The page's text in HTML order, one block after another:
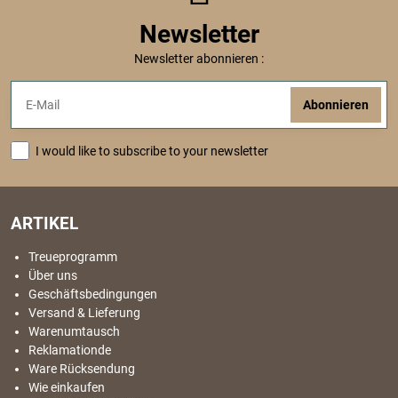
Newsletter
Newsletter abonnieren :
Abonnieren
I would like to subscribe to your newsletter
ARTIKEL
Treueprogramm
Über uns
Geschäftsbedingungen
Versand & Lieferung
Warenumtausch
Reklamationde
Ware Rücksendung
Wie einkaufen